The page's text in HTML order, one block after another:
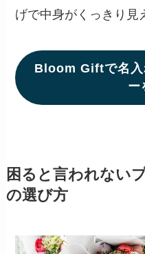
げで中身がくっきり見
Bloom Giftで名入
ー
困ると言われない
の選び方